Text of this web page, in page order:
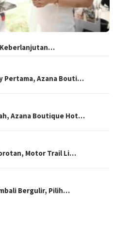
Keberlanjutan…
Pertama, Azana Bouti…
Azana Boutique Hot…
Motor Trail Li…
Bergulir, Pilih…